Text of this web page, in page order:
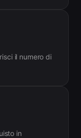
il numero di
in